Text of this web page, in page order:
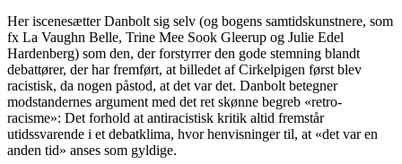
Her iscenesætter Danbolt sig selv (og bogens samtidskunstnere, som
fx La Vaughn Belle, Trine Mee Sook Gleerup og Julie Edel
Hardenberg) som den, der forstyrrer den gode stemning blandt
debattører, der har fremført, at billedet af Cirkelpigen først blev
racistisk, da nogen påstod, at det var det. Danbolt betegner
modstandernes argument med det ret skønne begreb «retro-
racisme»: Det forhold at antiracistisk kritik altid fremstår
utidssvarende i et debatklima, hvor henvisninger til, at «det var en
anden tid» anses som gyldige.